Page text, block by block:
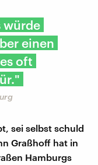
würde
einen
oft
sei selbst schuld
Graßhoff hat in
Hamburgs